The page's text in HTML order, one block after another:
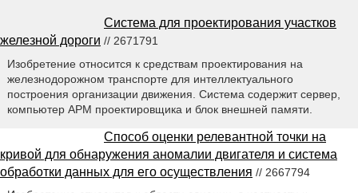
Система для проектирования участков
железной дороги // 2671791
Изобретение относится к средствам проектирования на
железнодорожном транспорте для интеллектуального
построения организации движения. Система содержит сервер,
компьютер АРМ проектировщика и блок внешней памяти.
Способ оценки релевантной точки на
кривой для обнаружения аномалии двигателя и система
обработки данных для его осуществления // 2667794